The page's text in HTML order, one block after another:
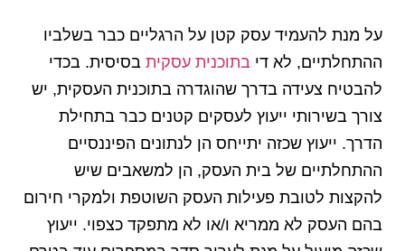
על מנת להעמיד עסק קטן על הרגליים כבר בשלביו
ההתחלתיים, לא די בתוכנית עסקית בסיסית. בכדי
להבטיח צעידה בדרך שהוגדרה בתוכנית העסקית, יש
צורך בשירותי ייעוץ לעסקים קטנים כבר בתחילת
הדרך. ייעוץ שכזה יתייחס הן לנתונים הפיננסיים
ההתחלתיים של בית העסק, הן למשאבים שיש
להקצות לטובת פעילות העסק השוטפת ולמקרי חירום
בהם העסק לא ממריא ו/או לא מתפקד כצפוי. ייעוץ